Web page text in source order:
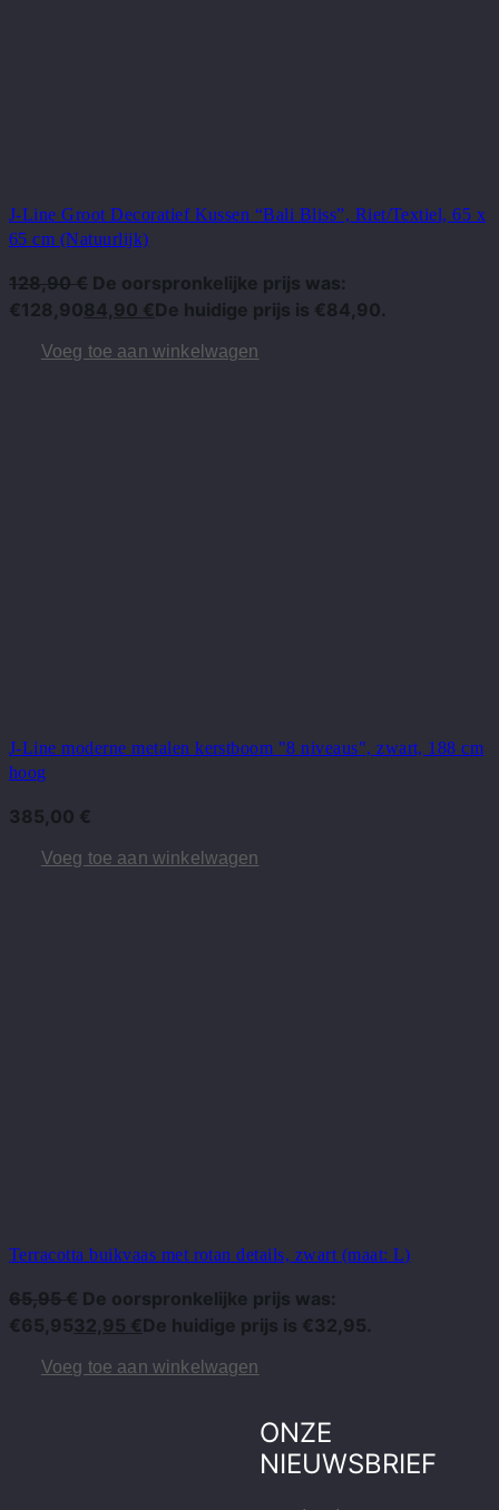
J-Line Groot Decoratief Kussen “Bali Bliss”, Riet/Textiel, 65 x
65 cm (Natuurlijk)
128,90€ De oorspronkelijke prijs was:
€128,9084,90 €De huidige prijs is €84,90.
Voeg toe aan winkelwagen
J-Line moderne metalen kerstboom "8 niveaus", zwart, 188 cm
hoog
385,00 €
Voeg toe aan winkelwagen
Terracotta buikvaas met rotan details, zwart (maat: L)
65,95€ De oorspronkelijke prijs was:
€65,9532,95 €De huidige prijs is €32,95.
Voeg toe aan winkelwagen
ONZE
NIEUWSBRIEF